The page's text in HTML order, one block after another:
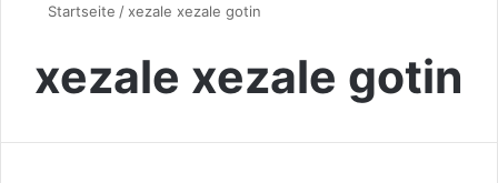
Startseite / xezale xezale gotin
xezale xezale gotin